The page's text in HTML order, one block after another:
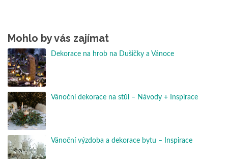
Mohlo by vás zajímat
Dekorace na hrob na Dušičky a Vánoce
Vánoční dekorace na stůl – Návody + Inspirace
Vánoční výzdoba a dekorace bytu – Inspirace